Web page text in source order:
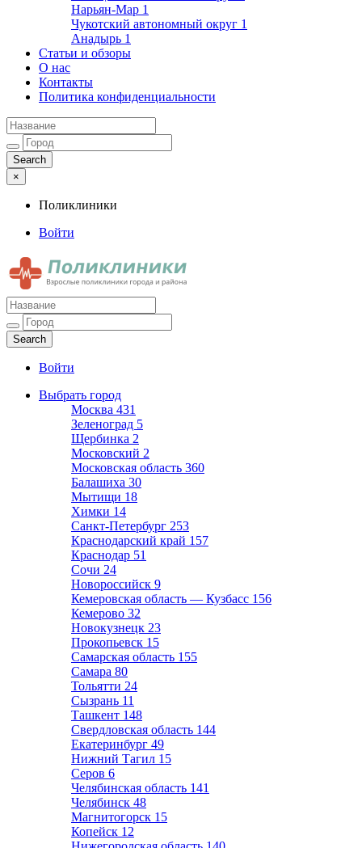
Нарьян-Мар 1
Чукотский автономный округ 1
Анадырь 1
Статьи и обзоры
О нас
Контакты
Политика конфиденциальности
×
Поликлиники
Войти
Поликлиники
Взрослые поликлиники города и района
Войти
Выбрать город
Москва 431
Зеленоград 5
Щербинка 2
Московский 2
Московская область 360
Балашиха 30
Мытищи 18
Химки 14
Санкт-Петербург 253
Краснодарский край 157
Краснодар 51
Сочи 24
Новороссийск 9
Кемеровская область — Кузбасс 156
Кемерово 32
Новокузнецк 23
Прокопьевск 15
Самарская область 155
Самара 80
Тольятти 24
Сызрань 11
Ташкент 148
Свердловская область 144
Екатеринбург 49
Нижний Тагил 15
Серов 6
Челябинская область 141
Челябинск 48
Магнитогорск 15
Копейск 12